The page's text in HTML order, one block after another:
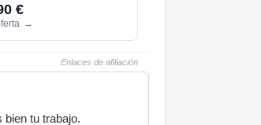
€
→
Enlaces de afiliación
bien tu trabajo.